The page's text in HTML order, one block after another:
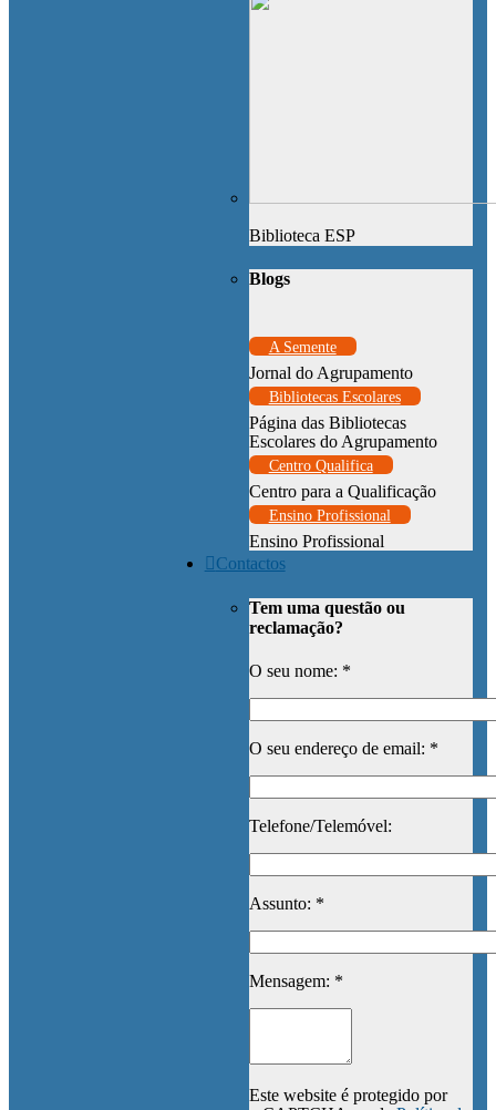
Biblioteca ESP
Blogs
A Semente
Jornal do Agrupamento
Bibliotecas Escolares
Página das Bibliotecas
Escolares do Agrupamento
Centro Qualifica
Centro para a Qualificação
Ensino Profissional
Ensino Profissional
Contactos
Tem uma questão ou
reclamação?
O seu nome: *
O seu endereço de email: *
Telefone/Telemóvel:
Assunto: *
Mensagem: *
Este website é protegido por